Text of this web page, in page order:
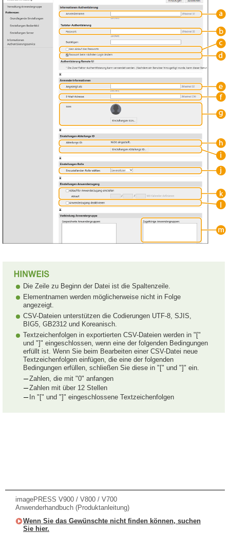
Die Zeile zu Beginn der Datei ist die Spaltenzeile.
Elementnamen werden möglicherweise nicht in Folge
angezeigt.
CSV-Dateien unterstützen die Codierungen UTF-8, SJIS,
BIG5, GB2312 und Koreanisch.
Textzeichenfolgen in exportierten CSV-Dateien werden in "["
und "]" eingeschlossen, wenn eine der folgenden Bedingungen
erfüllt ist. Wenn Sie beim Bearbeiten einer CSV-Datei neue
Textzeichenfolgen einfügen, die eine der folgenden
Bedingungen erfüllen, schließen Sie diese in "[" und "]" ein.
Zahlen, die mit "0" anfangen
Zahlen mit über 12 Stellen
In "[" und "]" eingeschlossene Textzeichenfolgen
imagePRESS V900 / V800 / V700
Anwenderhandbuch (Produktanleitung)
Wenn Sie das Gewünschte nicht finden können, suchen
Sie hier.